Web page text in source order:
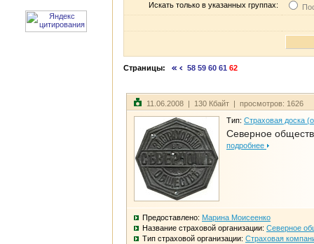
Искать только в указанных группах:
Страницы: 58 59 60 61 62
11.06.2008 | 130 Кбайт | просмотров: 1626
Тип: Страховая доска
Северное
подробнее
Предоставлено: Марина Моисеенко
Название страховой организации: Северное
Тип страховой организации: Страховая